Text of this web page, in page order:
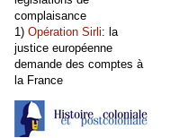
complaisance
1) Opération Sirli: la
justice européenne
demande des comptes à
la France